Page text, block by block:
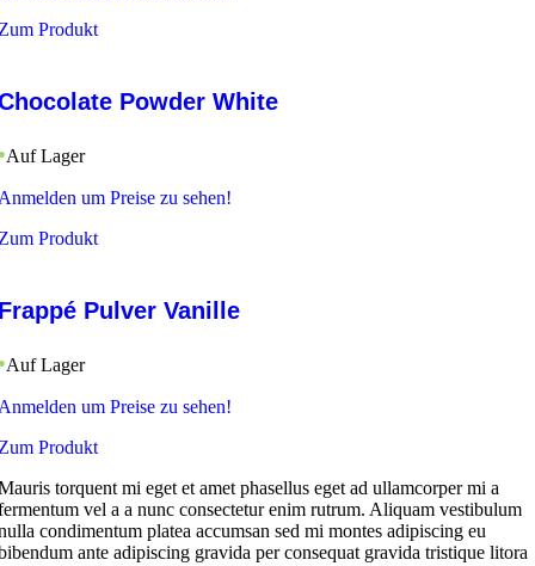
Produkt
Powder White
Auf Lager
um Preise zu sehen!
Produkt
Pulver Vanille
Auf Lager
um Preise zu sehen!
Produkt
torquent mi eget et amet phasellus eget ad ullamcorper mi a
vel a a nunc consectetur enim rutrum. Aliquam vestibulum
condimentum platea accumsan sed mi montes adipiscing eu
ante adipiscing gravida per consequat gravida tristique litora